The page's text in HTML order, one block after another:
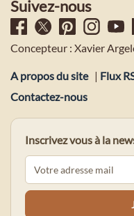
Suivez-nous
Concepteur : Xavier
A propos du site | Flux
Contactez-nous
Inscrivez vous à la